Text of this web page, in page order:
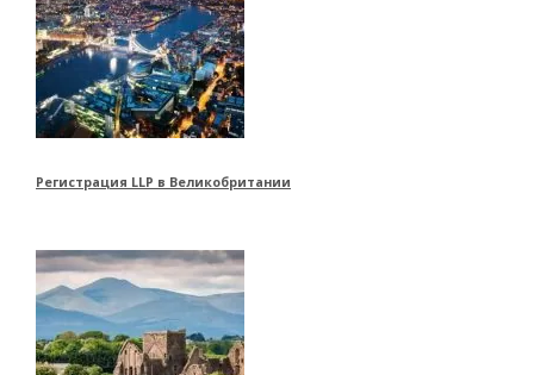
Регистрация LLP в Великобритании